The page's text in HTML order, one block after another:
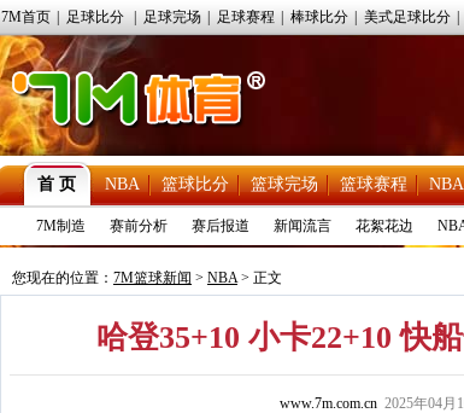
7M首页 足球比分 足球完场 足球赛程 棒球比分 美式足球比分
首 页 NBA 篮球比分 篮球完场 篮球赛程
7M制造 赛前分析 赛后报道 新闻流言 花絮花边
您现在的位置： 7M篮球新闻 > NBA> 正文
哈登35+10 小卡22+10 快
www.7m.com.cn 2025年04月